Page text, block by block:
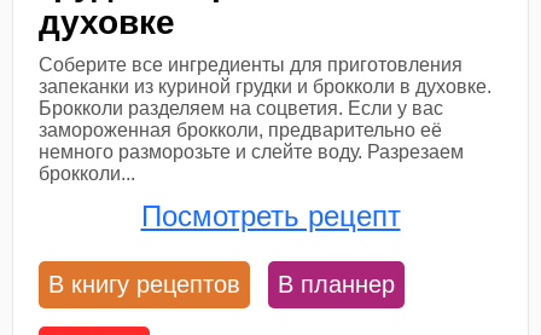
духовке
Соберите все ингредиенты для приготовления
запеканки из куриной грудки и брокколи в духовке.
Брокколи разделяем на соцветия. Если у вас
замороженная брокколи, предварительно её
немного разморозьте и слейте воду. Разрезаем
брокколи...
Посмотреть рецепт
В книгу рецептов В планнер